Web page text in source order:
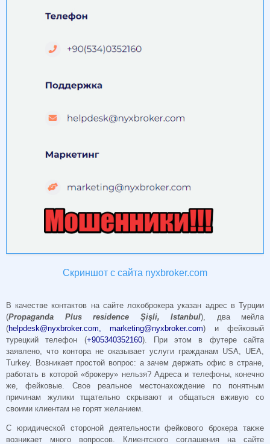
Скриншот с сайта nyxbroker.com
В качестве контактов на сайте лохоброкера указан адрес в Турции
(Propaganda Plus residence Şişli, Istanbul), два мейла
(helpdesk@nyxbroker.com ,marketing@nyxbroker.com) и фейковый
турецкий телефон (+905340352160). При этом в футере сайта
заявлено, что контора не оказывает услуги гражданам USA, UEA,
Turkey. Возникает простой вопрос: а зачем держать офис в стране,
работать в которой «брокеру» нельзя? Адреса и телефоны, конечно
же, фейковые. Свое реальное местонахождение по понятным
причинам жулики тщательно скрывают и общаться вживую со
своими клиентам не горят желанием.
С юридической стороной деятельности фейкового брокера также
возникает много вопросов. Клиентского соглашения на сайте